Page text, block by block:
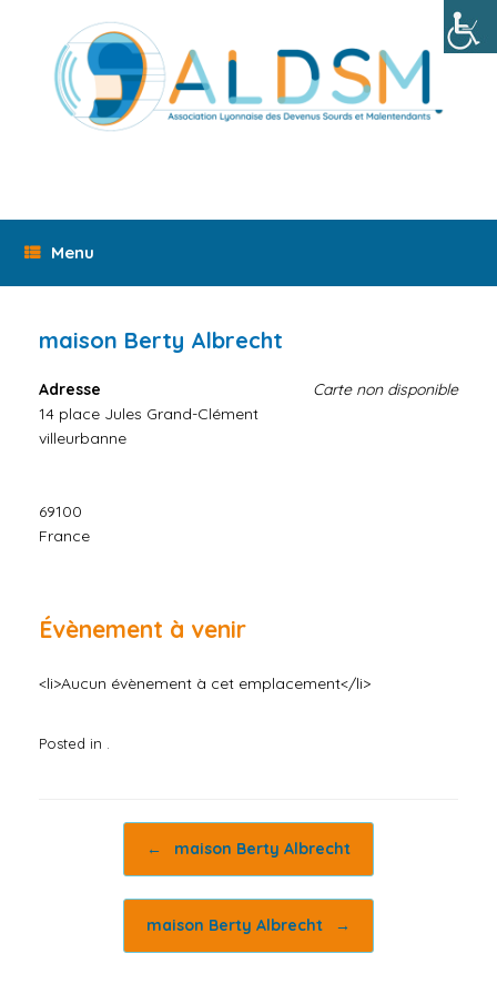
Menu
maison Berty Albrecht
Carte non disponible
Adresse
14 place Jules Grand-Clément
villeurbanne
69100
France
Évènement à venir
<li>Aucun évènement à cet emplacement</li>
Posted in .
← maison Berty Albrecht
maison Berty Albrecht →